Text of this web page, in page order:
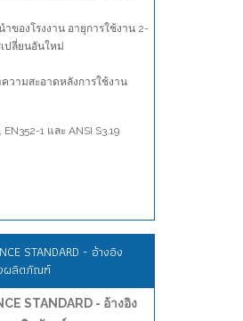
ของโรงงาน อายุการใช้งาน 2-
ปลี่ยนอันใหม่
วามสะอาดหลังการใช้งาน
EN352-1 และ ANSI S3.19
STANDARD - อ้างอิง
ผลิตภัณฑ์
STANDARD - อ้างอิง